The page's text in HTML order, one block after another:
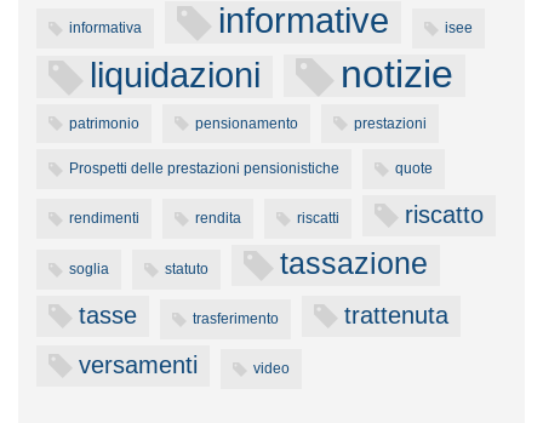
informativa informative isee
liquidazioni notizie
patrimonio pensionamento prestazioni
Prospetti delle prestazioni pensionistiche quote
rendimenti rendita riscatti riscatto
soglia statuto tassazione
tasse trasferimento
trattenuta
versamenti
video